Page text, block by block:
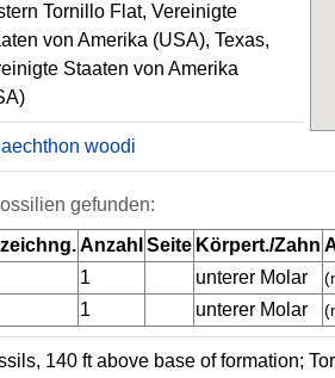
Tornillo Flat, Vereinigte
von Amerika (USA), Texas,
Staaten von Amerika
woodi
gefunden:
Anzahl Seite Körpert./Zahn
1
unterer Molar
1 unterer Molar
140 ft above base of formation;